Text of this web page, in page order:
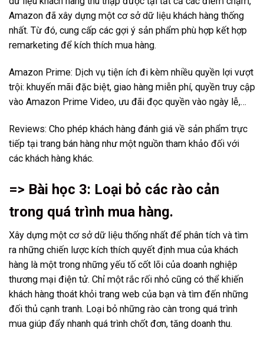
Amazon đã xây dựng một cơ sở dữ liệu khách hàng thống
nhất. Từ đó, cung cấp các gợi ý sản phẩm phù hợp kết hợp
remarketing để kích thích mua hàng.
Amazon Prime: Dịch vụ tiện ích đi kèm nhiều quyền lợi vượt
trội: khuyến mãi đặc biệt, giao hàng miễn phí, quyền truy cập
vào Amazon Prime Video, ưu đãi đọc quyền vào ngày lễ,…
Reviews: Cho phép khách hàng đánh giá về sản phẩm trực
tiếp tại trang bán hàng như một nguồn tham khảo đối với
các khách hàng khác.
=> Bài học 3: Loại bỏ các rào cản
trong quá trình mua hàng.
Xây dựng một cơ sở dữ liệu thống nhất để phân tích và tìm
ra những chiến lược kích thích quyết định mua của khách
hàng là một trong những yếu tố cốt lõi của doanh nghiệp
thương mại điện tử. Chỉ một rắc rối nhỏ cũng có thể khiến
khách hàng thoát khỏi trang web của bạn và tìm đến những
đối thủ cạnh tranh. Loại bỏ những rào càn trong quá trình
mua giúp đẩy nhanh quá trình chốt đơn, tăng doanh thu.